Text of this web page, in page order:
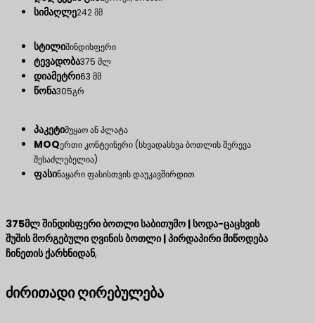
სიმაღლე242 მმ
სტილიშინდისფერი
ტევადობა375 მლ
დიამეტრი63 მმ
წონა305გრ
პაკეტიმუყაო ან პლატა
MOQერთი კონტეინერი (სხვადასხვა ბოთლის შერევა
შესაძლებელია)
ფასინაყარი ფასისთვის დაუკავშირდით
375მლ შინდისფერი ბოთლი საბითუმო | სოდა-ცაცხვის
შუშის მორგებული ღვინის ბოთლი | პირდაპირი მიწოდება
ჩინეთის ქარხნიდან,
ძირითადი ღირებულება